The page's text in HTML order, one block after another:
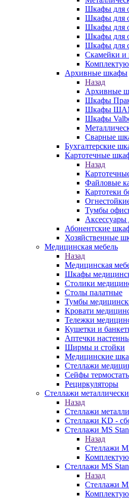
Шкафы для
Шкафы для
Шкафы для
Шкафы для
Шкафы для
Скамейки и
Архивные шкафы
Назад
Архивные
Шкафы
Шкафы
Шкафы
Сварные
Бухгалтерские
Картотечные
Назад
Файловые
Картотеки
Тумбы
Аксессуары
Абонентские
Хозяйственные
Медицинская мебель
Назад
Медицинская
Шкафы
Столики
Столы палатные
Тумбы
Кровати
Тележки
Кушетки и
Аптечки
Ширмы и стойки
Медицинские
Стеллажи
Сейфы
Рециркуляторы
Стеллажи
Назад
Стеллажи
Стеллажи KD -
Стеллажи MS
Назад
Стеллажи
Стеллажи MS
Назад
Стеллажи